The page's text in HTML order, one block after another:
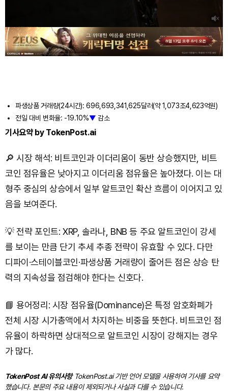
파생상품 거래량(24시간): 696,693,341,625달러(약 1,073조4,623억원)
전일 대비 변화율: -19.10%▼ 감소
기사요약 by TokenPost.ai
🔎 시장 해석: 비트코인과 이더리움이 동반 상승했지만, 비트
코인 점유율은 낮아지고 이더리움 점유율은 높아졌다. 이는 대
형주 중심의 상승에서 일부 알트코인 확산 흐름이 이어지고 있
음을 보여준다.
💡 전략 포인트: XRP, 솔라나, BNB 등 주요 알트코인이 강세
를 보이는 만큼 단기 추세 추종 전략이 유효할 수 있다. 다만
디파이·스테이블코인·파생상품 거래량이 줄어든 점은 상승 탄
력의 지속성을 점검해야 한다는 신호다.
📘 용어정리: 시장 점유율(Dominance)은 특정 암호화폐가
전체 시장 시가총액에서 차지하는 비중을 뜻한다. 비트코인 점
유율이 하락하면 상대적으로 알트코인 시장이 강해지는 경우
가 많다.
TokenPost AI 유의사항TokenPost.ai 기반 언어 모델을 사용하여 기사를 요약
했습니다. 본문의 주요 내용이 제외되거나 사실과 다를 수 있습니다.